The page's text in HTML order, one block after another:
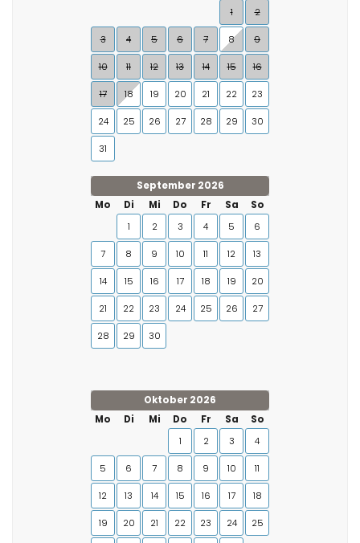
1
2
3 4 5 6 7 8 9
10 11 12 13 14 15 16
17 18 19 20 21 22 23
24 25 26 27 28 29 30
31
September 2026
Mo
Di Mi Do Fr Sa
So
1
2 3 4 5 6
7 8 9 10 11 12 13
14 15 16 17 18 19 20
21 22 23 24 25 26 27
28 29 30
Oktober 2026
Mo
Di Mi Do Fr Sa
So
1
2 3 4
5 6 7 8 9 10 11
12 13 14 15 16 17 18
19 20 21 22 23 24 25